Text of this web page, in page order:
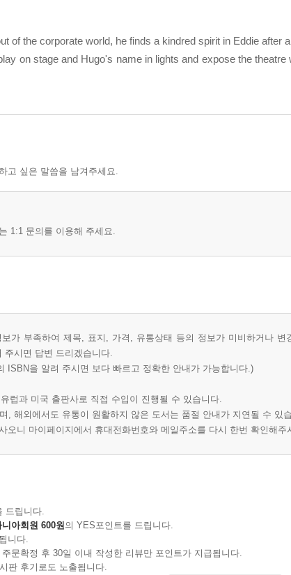
of the corporate world, he finds a kindred spirit in Eddie after
on stage and Hugo's name in lights and expose the
고 싶은 말씀을 남겨주세요.
1:1 문의를 이용해 주세요.
가 부족하여 제목, 표지, 가격, 유통상태 등의 정보가 미비하거나 변
주시면 답변 드리겠습니다.
ISBN을 알려 주시면 보다 빠르고 정확한 안내가 가능합니다.)
럽과 미국 출판사로 직접 수입이 진행될 수 있습니다.
, 해외에서도 유통이 원활하지 않은 도서는 품절 안내가 지연될 수 있
오니 마이페이지에서 휴대전화번호와 메일주소를 다시 한번 확인해주
드립니다.
아회원 600원의 YES포인트를 드립니다.
니다.
문확정 후 30일 이내 작성한 리뷰만 포인트가 지급됩니다.
판 후기로도 노출됩니다.